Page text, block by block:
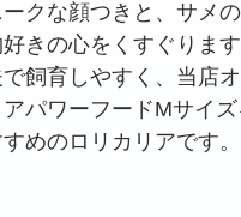
クな顔つきと、サメ
きの心をくすぐります
飼育しやすく、当店
パワーフードMサイ
めのロリカリアです。